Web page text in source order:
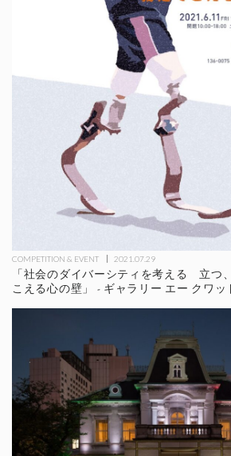
COMPETITION & EVENT 2021.07.29
「社会のダイバーシティを考える 立つ
こえる心の壁」 - ギャラリー エー クワ